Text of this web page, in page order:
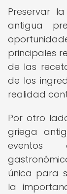
Preservar
antigua
principales
de las
de los
realidad
Por otro
griega
eventos
única para
la